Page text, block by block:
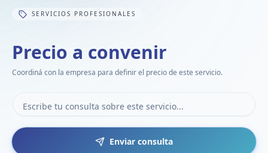
SERVICIOS PROFESIONALES
Precio a convenir
Coordiná con la empresa para definir el precio de este servicio.
Enviar consulta